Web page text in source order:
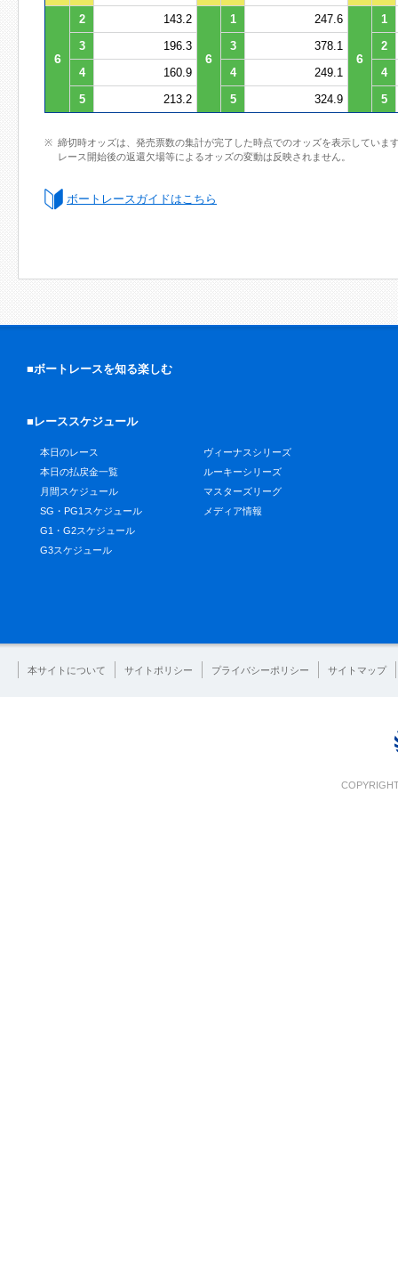
6
2 143.2
6
1 247.6
6
1
3
196.3 3 378.1
2
4
160.9 4 249.1
4
5
213.2 5 324.9 5
締切時オッズは、発売票数の集計が完了した時点でのオッズを表示していま
レース開始後の返還欠場等によるオッズの変動は反映されません。
ボートレースガイドはこちら
■ボートレースを知る楽しむ
■レーススケジュール
本日のレース
本日の払戻金一覧
月間スケジュール
SG・PG1スケジュール
G1・G2スケジュール
G3スケジュール
ヴィーナスシリーズ
ルーキーシリーズ
マスターズリーグ
メディア情報
本サイトについて サイトポリシー プライバシーポリシー サイトマップ